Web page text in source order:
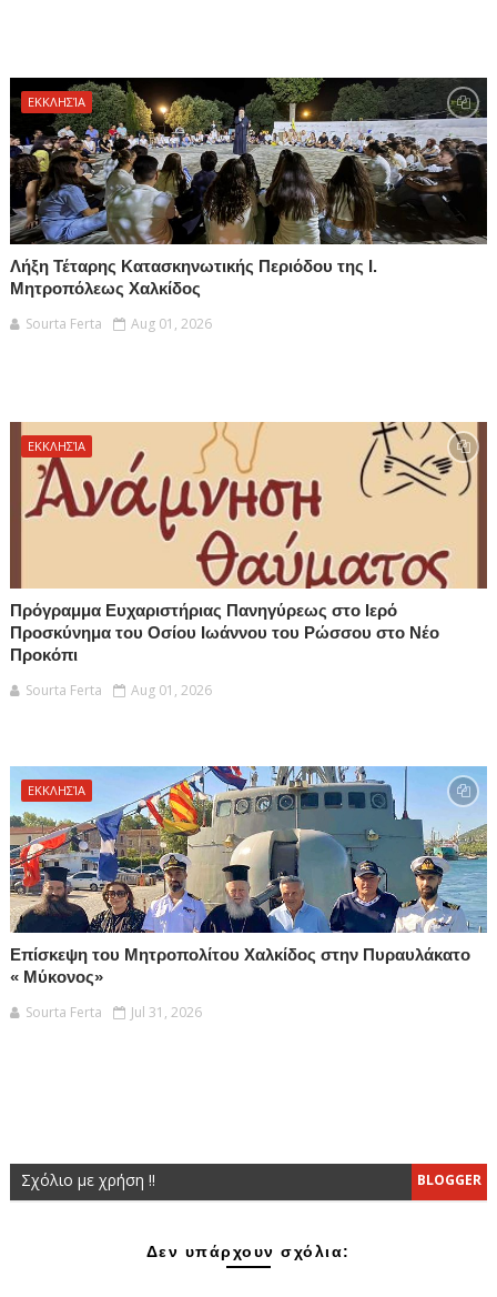
ΕΚΚΛΗΣΊΑ
Λήξη Τέταρης Κατασκηνωτικής Περιόδου της Ι.
Μητροπόλεως Χαλκίδος
Sourta Ferta
Aug 01, 2026
ΕΚΚΛΗΣΊΑ
Πρόγραμμα Ευχαριστήριας Πανηγύρεως στο Ιερό
Προσκύνημα του Οσίου Ιωάννου του Ρώσσου στο Νέο
Προκόπι
Sourta Ferta
Aug 01, 2026
ΕΚΚΛΗΣΊΑ
Επίσκεψη του Μητροπολίτου Χαλκίδος στην Πυραυλάκατο
« Μύκονος»
Sourta Ferta
Jul 31, 2026
BLOGGER
Σχόλιο με χρήση !!
Δεν υπάρχουν σχόλια: